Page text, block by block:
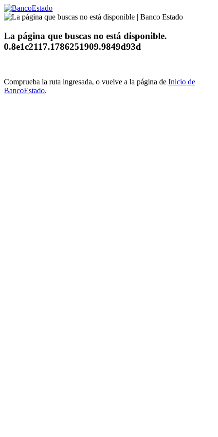
La página que buscas no está disponible.
0.8e1c2117.1786251909.9849d93d
Comprueba la ruta ingresada, o vuelve a la página de Inicio de
BancoEstado.